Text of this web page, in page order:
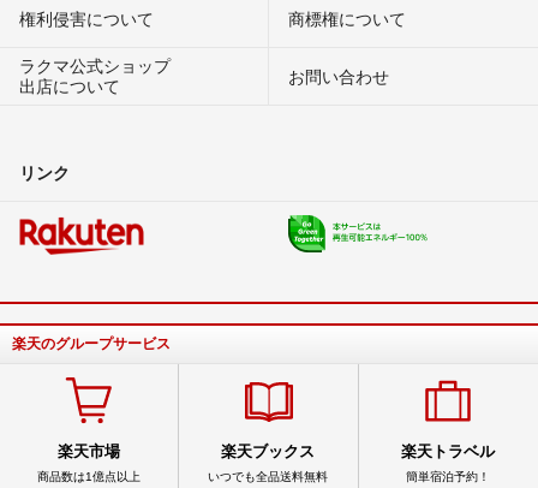
権利侵害について
商標権について
ラクマ公式ショップ
出店について
お問い合わせ
リンク
楽天のグループサービス
楽天市場
商品数は1億点以上
楽天ブックス
いつでも全品送料無料
楽天トラベル
簡単宿泊予約！